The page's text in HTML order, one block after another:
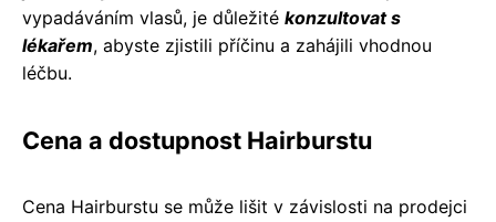
vypadáváním vlasů, je důležité konzultovat s
lékařem, abyste zjistili příčinu a zahájili vhodnou
léčbu.
Cena a dostupnost Hairburstu
Cena Hairburstu se může lišit v závislosti na prodejci